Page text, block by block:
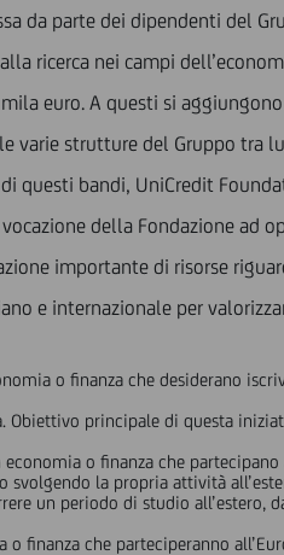
da parte dei dipendenti del
ricerca nei campi
euro. A questi si
strutture del Gruppo tra
questi bandi, UniCredit
della Fondazione ad
importante di risorse
e internazionale per
o finanza che desiderano
principale di questa
o finanza che partecipano
la propria attività
un periodo di studio all’estero,
che parteciperanno